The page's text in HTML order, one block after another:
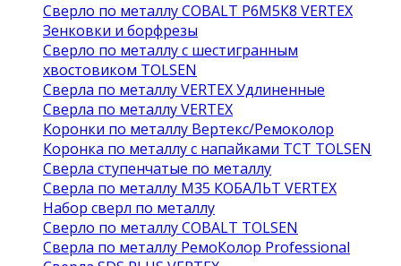
Сверло по металлу COBALT Р6М5К8 VERTEX
Зенковки и борфрезы
Сверло по металлу с шестигранным
хвостовиком TOLSEN
Сверла по металлу VERTEX Удлиненные
Сверла по металлу VERTEX
Коронки по металлу Вертекс/Ремоколор
Коронка по металлу с напайками TCT TOLSEN
Сверла ступенчатые по металлу
Сверла по металлу М35 КОБАЛЬТ VERTEX
Набор сверл по металлу
Сверло по металлу COBALT TOLSEN
Сверла по металлу РемоКолор Professional